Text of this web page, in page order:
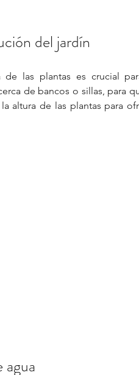
del jardín
de las plantas es crucial
de bancos o sillas, para
altura de las plantas para